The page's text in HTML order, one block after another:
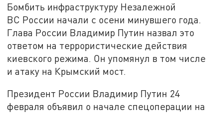
Бомбить инфраструктуру Незалежной
ВС России начали с осени минувшего года.
Глава России Владимир Путин назвал это
ответом на террористические действия
киевского режима. Он упомянул в том числе
и атаку на Крымский мост.
Президент России Владимир Путин 24
февраля объявил о начале спецоперации на